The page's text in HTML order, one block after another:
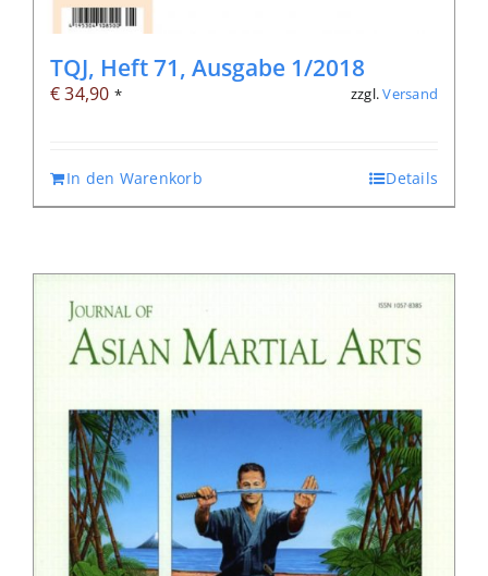
TQJ, Heft 71, Ausgabe 1/2018
€34,90 * zzgl.Versand
In den Warenkorb Details